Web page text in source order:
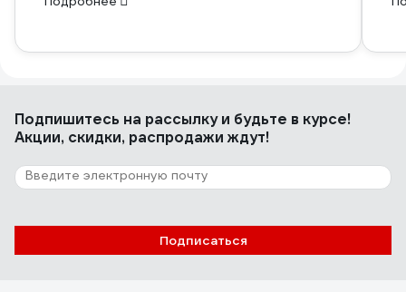
Подпишитесь на рассылкуи будьте в курсе!
Акции, скидки, распродажи ждут!
Подписаться